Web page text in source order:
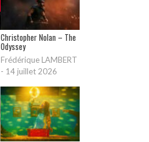
Christopher Nolan – The
Odyssey
Frédérique LAMBERT
- 14 juillet 2026